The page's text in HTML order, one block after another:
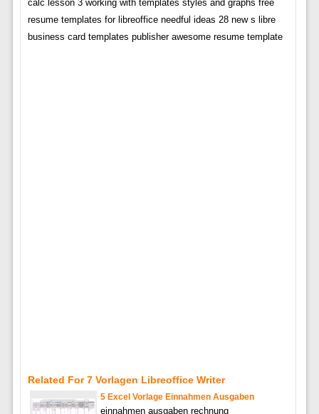
calc lesson 3 working with templates styles and graphs free
resume templates for libreoffice needful ideas 28 new s libre
business card templates publisher awesome resume template
Related For 7 Vorlagen Libreoffice Writer
5 Excel Vorlage Einnahmen Ausgaben
einnahmen ausgaben rechnung